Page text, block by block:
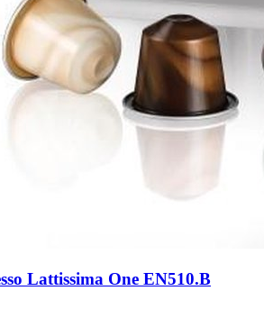
Lattissima One EN510.B